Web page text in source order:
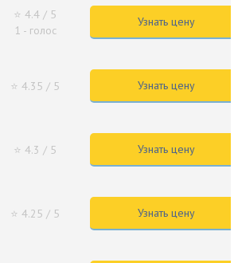
⭐ 4.4 / 5
1 - голос
Узнать цену
⭐ 4.35 / 5 Узнать цену
⭐ 4.3 / 5 Узнать цену
⭐ 4.25 / 5 Узнать цену